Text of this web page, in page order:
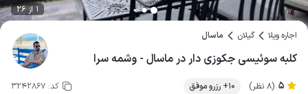
1 از 26
اجاره ویلا گیلان ماسال
کلبه سوئیسی جکوزی دار در ماسال - وشمه سرا
5 (8 نظر) 10+ رزرو موفق کد: 3242867